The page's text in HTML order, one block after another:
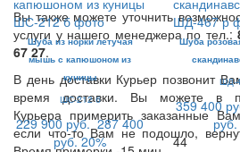
Вы также можете уточнить
услуги у нашего менеджера по тел.:
67 27.
В день доставки Курьер позвонит
время доставки. Вы можете в
Курьера примерить заказанные
если что-то Вам не подошло,
Шуба из норки летучая
мышь с капюшоном из
куницы
ШС-212 б
229 900 руб. 287 400
руб. 20%
Шуба
ШД-
359 400
руб.
44